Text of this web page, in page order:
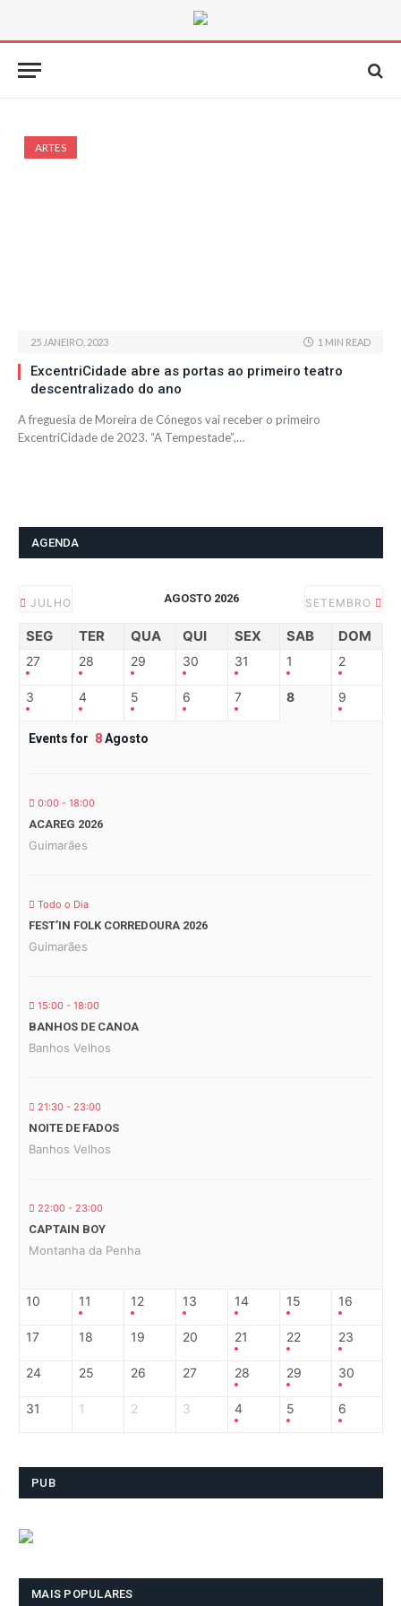
ARTES
25 JANEIRO, 2023 1 MIN READ
ExcentriCidade abre as portas ao primeiro teatro
descentralizado do ano
A freguesia de Moreira de Cónegos vai receber o primeiro
ExcentriCidade de 2023. “A Tempestade”,…
AGENDA
JULHO AGOSTO 2026 SETEMBRO
SEG TER QUA QUI SEX SAB DOM
27 28 29 30 31 1 2
3 4 5 6 7 8 9
Events for 8Agosto
0:00 - 18:00
ACAREG 2026
Guimarães
Todo o Dia
FEST’IN FOLK CORREDOURA 2026
Guimarães
15:00 - 18:00
BANHOS DE CANOA
Banhos Velhos
21:30 - 23:00
NOITE DE FADOS
Banhos Velhos
22:00 - 23:00
CAPTAIN BOY
Montanha da Penha
10 11 12 13 14 15 16
17 18 19 20 21 22 23
24 25 26 27 28 29 30
31 1 2 3 4 5 6
PUB
MAIS POPULARES